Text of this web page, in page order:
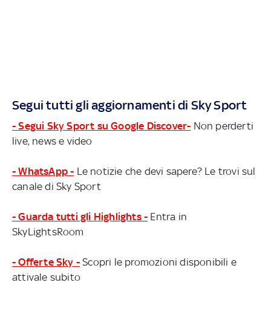
Segui tutti gli aggiornamenti di Sky Sport
- Segui Sky Sport su Google Discover- Non perderti
live, news e video
- WhatsApp - Le notizie che devi sapere? Le trovi sul
canale di Sky Sport
- Guarda tutti gli Highlights - Entra in
SkyLightsRoom
- Offerte Sky - Scopri le promozioni disponibili e
attivale subito